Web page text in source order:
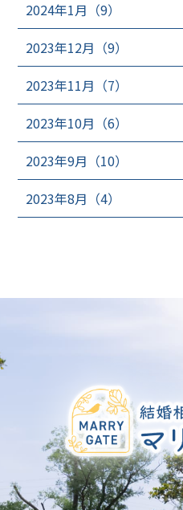
2024年1月（9）
2023年12月（9）
2023年11月（7）
2023年10月（6）
2023年9月（10）
2023年8月（4）